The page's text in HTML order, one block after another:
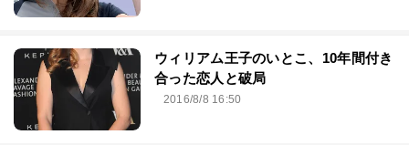
ウィリアム王子のいとこ、10年間付き
合った恋人と破局
2016/8/8 16:50